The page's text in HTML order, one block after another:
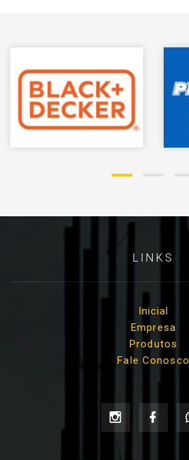
LINKS
Inicial
Empresa
Produtos
Fale Conosco